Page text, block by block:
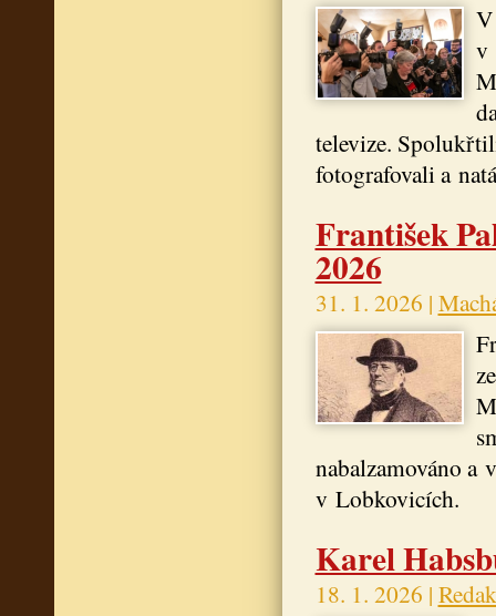
V
v
televize.
fotografovali a
František
2026
31. 1. 2026 |
nabalzamováno a
v Lobkovicích.
Karel
18. 1. 2026 |